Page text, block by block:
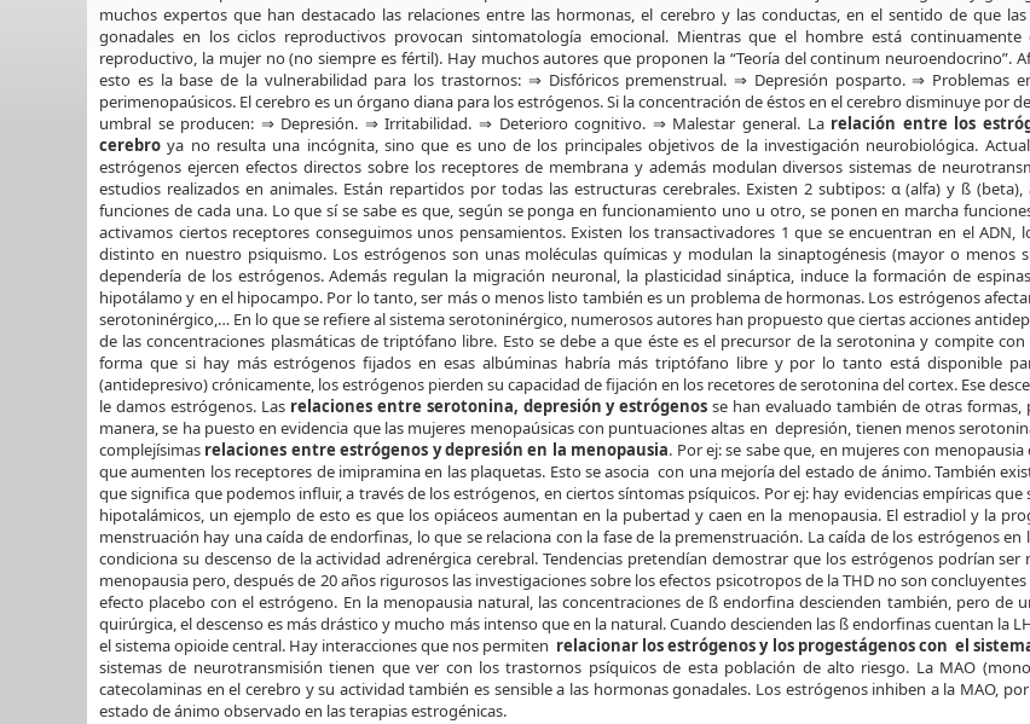
muchos expertos que han destacado las relaciones entre las hormonas, el cerebro y las conductas, en el sentido de que
gonadales en los ciclos reproductivos provocan sintomatología emocional. Mientras que el hombre está continuamente
reproductivo, la mujer no (no siempre es fértil). Hay muchos autores que proponen la “Teoría del continum neuroendocrino”.
esto es la base de la vulnerabilidad para los trastornos: ⇒ Disfóricos premenstrual. ⇒ Depresión posparto. ⇒ Problemas
perimenopaúsicos. El cerebro es un órgano diana para los estrógenos. Si la concentración de éstos en el cerebro disminuye por
umbral se producen: ⇒ Depresión. ⇒ Irritabilidad. ⇒ Deterioro cognitivo. ⇒ Malestar general. La relación entre los
cerebro ya no resulta una incógnita, sino que es uno de los principales objetivos de la investigación neurobiológica.
estrógenos ejercen efectos directos sobre los receptores de membrana y además modulan diversos sistemas de
estudios realizados en animales. Están repartidos por todas las estructuras cerebrales. Existen 2 subtipos: α (alfa) y ß
funciones de cada una. Lo que sí se sabe es que, según se ponga en funcionamiento uno u otro, se ponen en marcha
activamos ciertos receptores conseguimos unos pensamientos. Existen los transactivadores 1 que se encuentran en el
distinto en nuestro psiquismo. Los estrógenos son unas moléculas químicas y modulan la sinaptogénesis (mayor o menos
dependería de los estrógenos. Además regulan la migración neuronal, la plasticidad sináptica, induce la formación de
hipotálamo y en el hipocampo. Por lo tanto, ser más o menos listo también es un problema de hormonas. Los estrógenos
serotoninérgico,… En lo que se refiere al sistema serotoninérgico, numerosos autores han propuesto que ciertas acciones
de las concentraciones plasmáticas de triptófano libre. Esto se debe a que éste es el precursor de la serotonina y compite
forma que si hay más estrógenos fijados en esas albúminas habría más triptófano libre y por lo tanto está disponible
(antidepresivo) crónicamente, los estrógenos pierden su capacidad de fijación en los recetores de serotonina del cortex. Ese
le damos estrógenos. Las relaciones entre serotonina, depresión y estrógenos se han evaluado también de otras
manera, se ha puesto en evidencia que las mujeres menopaúsicas con puntuaciones altas en depresión, tienen menos
complejísimas relaciones entre estrógenos y depresión en la menopausia. Por ej: se sabe que, en mujeres con
que aumenten los receptores de imipramina en las plaquetas. Esto se asocia con una mejoría del estado de ánimo. También
que significa que podemos influir, a través de los estrógenos, en ciertos síntomas psíquicos. Por ej: hay evidencias empíricas
hipotalámicos, un ejemplo de esto es que los opiáceos aumentan en la pubertad y caen en la menopausia. El estradiol y la
menstruación hay una caída de endorfinas, lo que se relaciona con la fase de la premenstruación. La caída de los estrógenos
condiciona su descenso de la actividad adrenérgica cerebral. Tendencias pretendían demostrar que los estrógenos podrían
menopausia pero, después de 20 años rigurosos las investigaciones sobre los efectos psicotropos de la THD no son
efecto placebo con el estrógeno. En la menopausia natural, las concentraciones de ß endorfina descienden también, pero de
quirúrgica, el descenso es más drástico y mucho más intenso que en la natural. Cuando descienden las ß endorfinas cuentan
el sistema opioide central. Hay interacciones que nos permiten relacionar los estrógenos y los progestágenos con el
sistemas de neurotransmisión tienen que ver con los trastornos psíquicos de esta población de alto riesgo. La MAO
catecolaminas en el cerebro y su actividad también es sensible a las hormonas gonadales. Los estrógenos inhiben a la MAO,
estado de ánimo observado en las terapias estrogénicas.